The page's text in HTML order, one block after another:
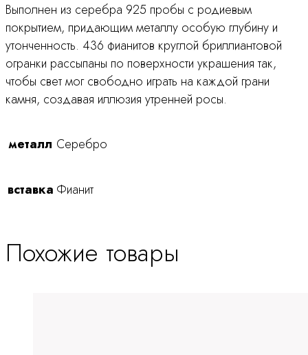
Выполнен из серебра 925 пробы с родиевым
покрытием, придающим металлу особую глубину и
утонченность. 436 фианитов круглой бриллиантовой
огранки рассыпаны по поверхности украшения так,
чтобы свет мог свободно играть на каждой грани
камня, создавая иллюзия утренней росы.
металл Серебро
вставка Фианит
Похожие товары